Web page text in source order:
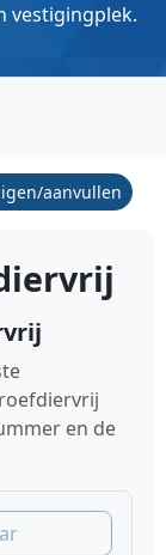
vestigingplek.
aanvullen
en de